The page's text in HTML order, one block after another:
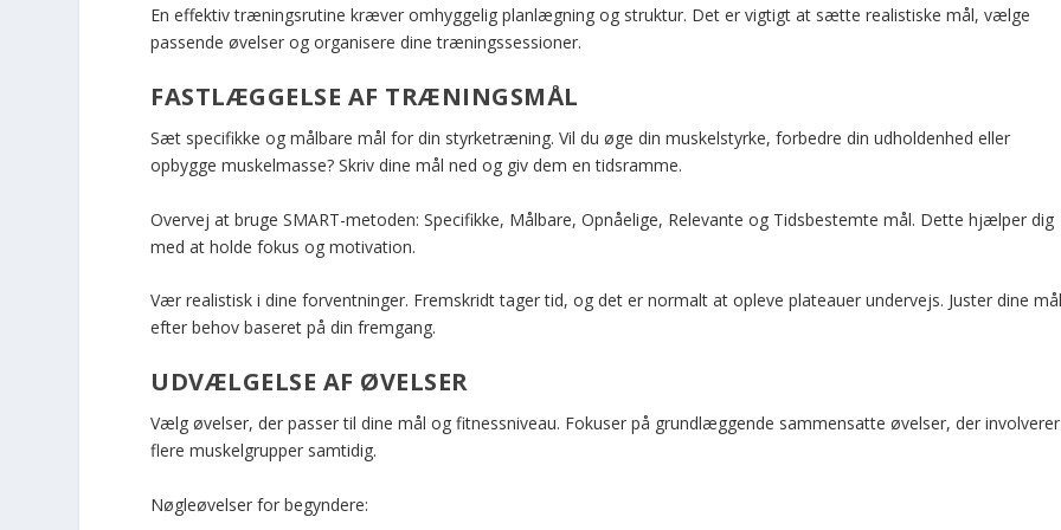
En effektiv træningsrutine kræver omhyggelig planlægning og struktur. Det er vigtigt at sætte realistiske mål, vælge
passende øvelser og organisere dine træningssessioner.
FASTLÆGGELSE AF TRÆNINGSMÅL
Sæt specifikke og målbare mål for din styrketræning. Vil du øge din muskelstyrke, forbedre din udholdenhed eller
opbygge muskelmasse? Skriv dine mål ned og giv dem en tidsramme.
Overvej at bruge SMART-metoden: Specifikke, Målbare, Opnåelige, Relevante og Tidsbestemte mål. Dette hjælper dig
med at holde fokus og motivation.
Vær realistisk i dine forventninger. Fremskridt tager tid, og det er normalt at opleve plateauer undervejs. Juster dine
efter behov baseret på din fremgang.
UDVÆLGELSE AF ØVELSER
Vælg øvelser, der passer til dine mål og fitnessniveau. Fokuser på grundlæggende sammensatte øvelser, der involverer
flere muskelgrupper samtidig.
Nøgleøvelser for begyndere: